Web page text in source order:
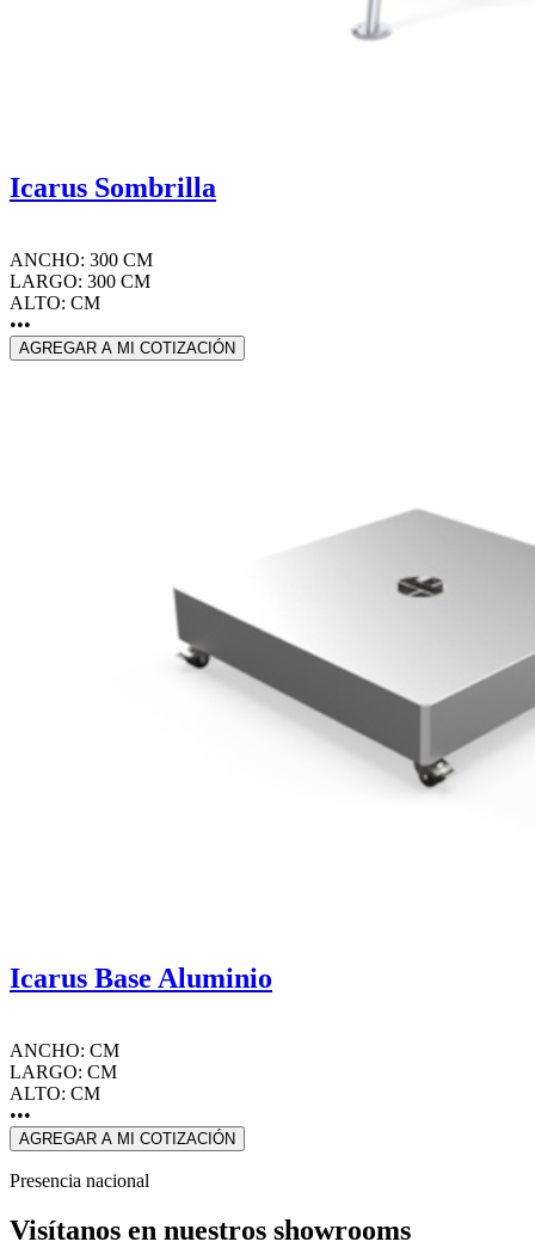
Icarus Sombrilla
ANCHO: 300 CM
LARGO: 300 CM
ALTO: CM
•••
AGREGAR A MI COTIZACIÓN
Icarus Base Aluminio
ANCHO: CM
LARGO: CM
ALTO: CM
•••
AGREGAR A MI COTIZACIÓN
Presencia nacional
Visítanos en nuestros showrooms